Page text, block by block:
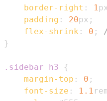
border-right : 1
padding : 20px ;
flex-shrink : 0 ;
}
.sidebar h3
{
margin-top : 0 ;
font-size : 1.1